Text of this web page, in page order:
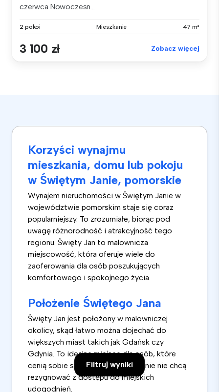
Filtruj wyniki
czerwca.Nowoczesn...
2 pokoi Mieszkanie 47 m²
3 100 zł Zobacz więcej
Korzyści wynajmu
mieszkania, domu lub pokoju
w Świętym Janie, pomorskie
Wynajem nieruchomości w Świętym Janie w
województwie pomorskim staje się coraz
popularniejszy. To zrozumiałe, biorąc pod
uwagę różnorodność i atrakcyjność tego
regionu. Święty Jan to malownicza
miejscowość, która oferuje wiele do
zaoferowania dla osób poszukujących
komfortowego i spokojnego życia.
Położenie Świętego Jana
Święty Jan jest położony w malowniczej
okolicy, skąd łatwo można dojechać do
większych miast takich jak Gdańsk czy
Gdynia. To idealne miejsce dla osób, które
cenią sobie spokój, ale jednocześnie nie chcą
rezygnować z dostępu do miejskich
udogodnień.